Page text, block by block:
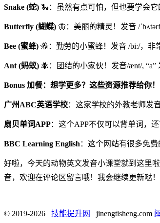
Snake (蛇) 🐍：虽然有点可怕，但也要学会它
Butterfly (蝴蝶) 🦋：美丽的精灵！发音 /
Bee (蜜蜂) 🐝：勤劳的小蜜蜂！发音 /biː/，非
Ant (蚂蚁) 🐜：团结的小家伙！发音/ænt/, “a”
Bonus 加餐：想学更多？这些资源推荐给你！
广州ABC英语学校：这家学校的外教老师发
扇贝单词APP：这个APP不仅可以背单词，
BBC Learning English ：这个网站有很多免
好啦，今天的动物英文发音小课堂就到这里
音，欢迎在评论区留言哦！我会继续更新哒
© 2019-2026 技能提升网 jinengtisheng.com